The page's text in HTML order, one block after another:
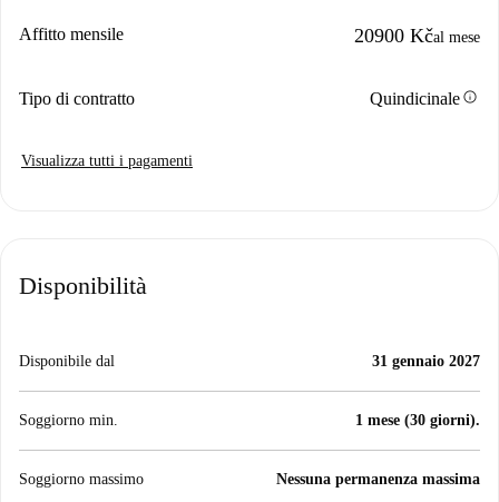
Affitto mensile 20900 Kčal mese
Tipo di contratto Quindicinaleinfo
Visualizza tutti i pagamenti
Disponibilità
Disponibile dal 31 gennaio 2027
Soggiorno min. 1 mese (30 giorni).
Soggiorno massimo Nessuna permanenza massima